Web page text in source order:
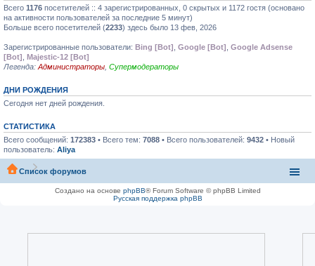
Всего 1176 посетителей :: 4 зарегистрированных, 0 скрытых и 1172 гостя (основано
на активности пользователей за последние 5 минут)
Больше всего посетителей (2233) здесь было 13 фев, 2026
Зарегистрированные пользователи: Bing [Bot] Google [Bot]
Google Adsense
[Bot]
Majestic-12 [Bot]
Легенда: Администраторы Супермодераторы
ДНИ РОЖДЕНИЯ
Сегодня нет дней рождения.
СТАТИСТИКА
Всего сообщений: 172383 • Всего тем: 7088 • Всего пользователей: 9432 • Новый
пользователь: Aliya
Список форумов
Создано на основе phpBB® Forum Software © phpBB Limited
Русская поддержка phpBB